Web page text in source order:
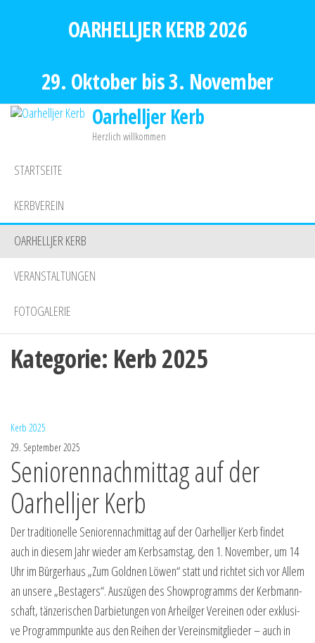
OARHELLJER KERB 2026
29. Oktober bis 3. November
Oarhelljer Kerb
Herzlich willkommen
STARTSEITE
KERBVEREIN
OARHELLJER KERB
VERANSTALTUNGEN
FOTOGALERIE
Kategorie: Kerb 2025
Kerb 2025
29. September 2025
Seniorennachmittag auf der
Oarhelljer Kerb
Der tra­di­tio­nel­le Senio­ren­nach­mit­tag auf der Oar­hell­jer Kerb fin­det
auch in die­sem Jahr wie­der am Kerbsams­tag, den 1. Novem­ber, um 14
Uhr im Bür­ger­haus „Zum Gold­nen Löwen“ statt und rich­tet sich vor Allem
an unse­re „Bes­ta­gers“. Aus­zü­gen des Show­pro­gramms der Kerb­mann­
schaft, tän­ze­ri­schen Dar­bie­tun­gen von Arheil­ger Ver­ei­nen oder exklu­si­
ve Pro­gramm­punk­te aus den Rei­hen der Ver­eins­mit­glie­der – auch in